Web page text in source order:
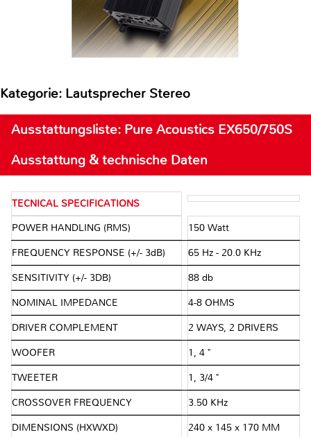
Kategorie: Lautsprecher Stereo
Ausstattungsliste: Pure Acoustics EX650/750S
Ausstattung & technische Daten
TECNICAL SPECIFICATIONS
POWER HANDLING (RMS) 150 Watt
FREQUENCY RESPONSE (+/- 3dB) 65 Hz - 20.0 KHz
SENSITIVITY (+/- 3DB) 88 db
NOMINAL IMPEDANCE 4-8 OHMS
DRIVER COMPLEMENT 2 WAYS, 2 DRIVERS
WOOFER 1, 4 "
TWEETER 1, 3/4 "
CROSSOVER FREQUENCY 3.50 KHz
DIMENSIONS (HXWXD) 240 x 145 x 170 MM